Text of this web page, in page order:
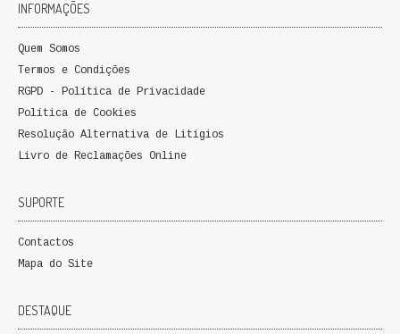
CONTACTOS
INFORMAÇÕES
Quem Somos
Termos e Condições
RGPD - Política de Privacidade
Política de Cookies
Resolução Alternativa de Litígios
Livro de Reclamações Online
SUPORTE
Contactos
Mapa do Site
DESTAQUE